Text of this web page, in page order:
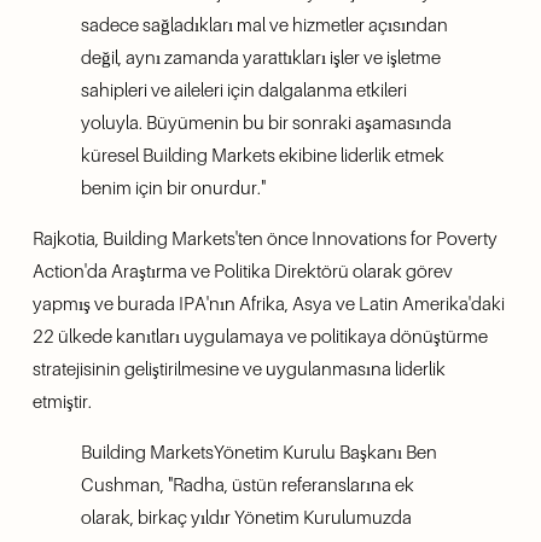
sadece sağladıkları mal ve hizmetler açısından
değil, aynı zamanda yarattıkları işler ve işletme
sahipleri ve aileleri için dalgalanma etkileri
yoluyla. Büyümenin bu bir sonraki aşamasında
küresel Building Markets ekibine liderlik etmek
benim için bir onurdur."
Rajkotia, Building Markets'ten önce Innovations for Poverty
Action'da Araştırma ve Politika Direktörü olarak görev
yapmış ve burada IPA'nın Afrika, Asya ve Latin Amerika'daki
22 ülkede kanıtları uygulamaya ve politikaya dönüştürme
stratejisinin geliştirilmesine ve uygulanmasına liderlik
etmiştir.
Building MarketsYönetim Kurulu Başkanı Ben
Cushman, "Radha, üstün referanslarına ek
olarak, birkaç yıldır Yönetim Kurulumuzda